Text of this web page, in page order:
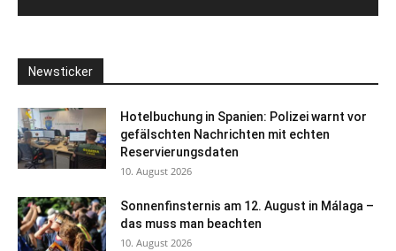
Newsticker
Hotelbuchung in Spanien: Polizei warnt vor
gefälschten Nachrichten mit echten
Reservierungsdaten
10. August 2026
Sonnenfinsternis am 12. August in Málaga –
das muss man beachten
10. August 2026